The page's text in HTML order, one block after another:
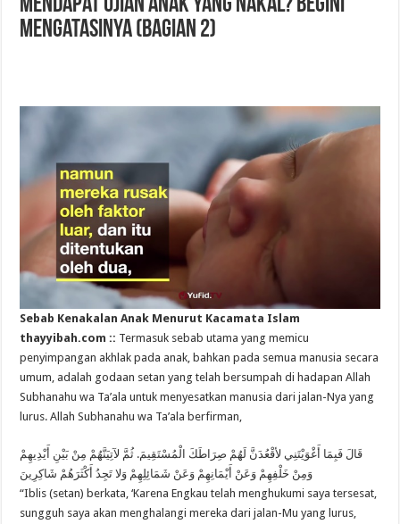
Mengatasinya (Bagian 2)
Sebab Kenakalan Anak Menurut Kacamata Islam
thayyibah.com :: Termasuk sebab utama yang memicu
penyimpangan akhlak pada anak, bahkan pada semua manusia secara
umum, adalah godaan setan yang telah bersumpah di hadapan Allah
Subhanahu wa Ta’ala untuk menyesatkan manusia dari jalan-Nya yang
lurus. Allah Subhanahu wa Ta’ala berfirman,
قَالَ فَبِمَا أَغْوَيْتَنِي لأقْعُدَنَّ لَهُمْ صِرَاطَكَ الْمُسْتَقِيمَ. ثُمَّ لآتِيَنَّهُمْ مِنْ بَيْنِ أَيْدِيهِمْ
وَمِنْ خَلْفِهِمْ وَعَنْ أَيْمَانِهِمْ وَعَنْ شَمَائِلِهِمْ وَلا تَجِدُ أَكْثَرَهُمْ شَاكِرِينَ
“Iblis (setan) berkata, ‘Karena Engkau telah menghukumi saya tersesat,
sungguh saya akan menghalangi mereka dari jalan-Mu yang lurus,